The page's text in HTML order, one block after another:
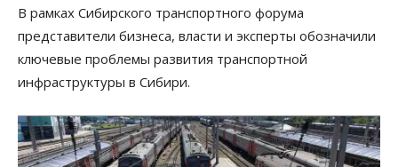
В рамках Сибирского транспортного форума
представители бизнеса, власти и эксперты обозначили
ключевые проблемы развития транспортной
инфраструктуры в Сибири.